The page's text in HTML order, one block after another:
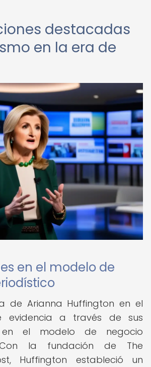
destacadas
en la era de
en el modelo de
de Arianna Huffington en el
evidencia a través de sus
en el modelo de negocio
Con la fundación de The
Huffington estableció un